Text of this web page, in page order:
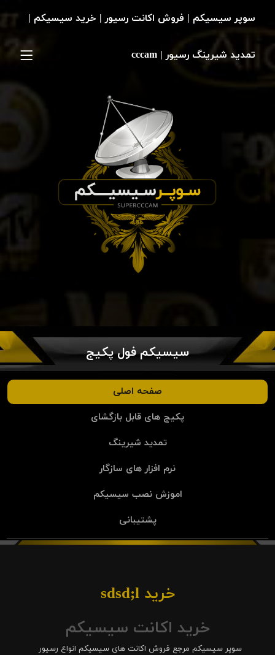
سیسیکم فول پکیج
صفحه اصلی
پکیج های قابل بازگشای
تمدید شیرینگ
نرم افزار های سازگار
اموزش نصب سیسیکم
پشتیبانی
خرید sdsd;l
خرید اکانت سیسیکم
سوپر سیسیکم مرجع فروش اکانت های سیسیکم انواع رسیور
سوپر سیسیکم | فروش اکانت رسیور | خرید سیسیکم |
تمدید شیرینگ رسیور | cccam